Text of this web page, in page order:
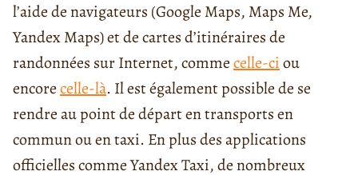
l’aide de navigateurs (Google Maps, Maps Me,
Yandex Maps) et de cartes d’itinéraires de
randonnées sur Internet, commecelle-ciou
encorecelle-là. Il est également possible de se
rendre au point de départ en transports en
commun ou en taxi. En plus des applications
officielles comme Yandex Taxi, de nombreux